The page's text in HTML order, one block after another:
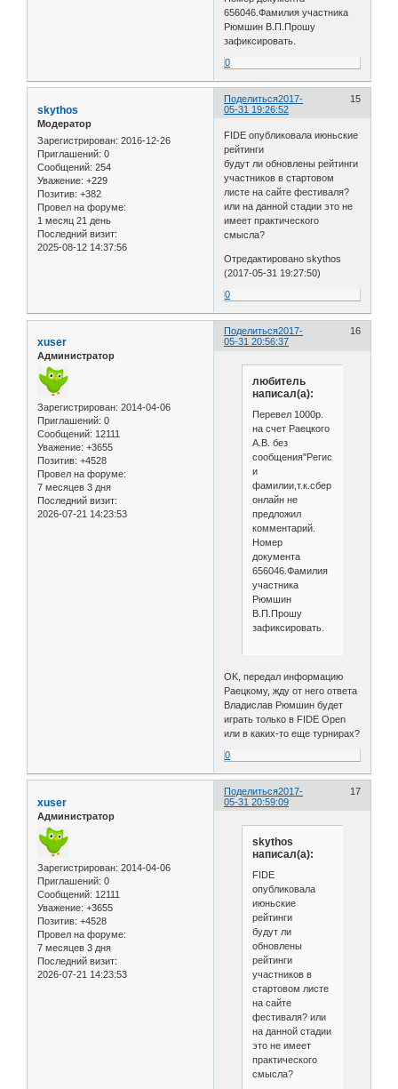
656046.Фамилия участника
Рюмшин В.П.Прошу
зафиксировать.
0
Поделиться 15
2017-
05-31 19:26:52
skythos
Модератор
Зарегистрирован: 2016-12-26
Приглашений: 0
Сообщений: 254
Уважение: +229
Позитив: +382
Провел на форуме:
1 месяц 21 день
Последний визит:
2025-08-12 14:37:56
FIDE опубликовала июньские
рейтинги
будут ли обновлены рейтинги
участников в стартовом
листе на сайте фестиваля?
или на данной стадии это не
имеет практического
смысла?
Отредактировано skythos
(2017-05-31 19:27:50)
0
Поделиться 16
2017-
05-31 20:56:37
xuser
Администратор
Зарегистрирован: 2014-04-06
Приглашений: 0
Сообщений: 12111
Уважение: +3655
Позитив: +4528
Провел на форуме:
7 месяцев 3 дня
Последний визит:
2026-07-21 14:23:53
любитель
написал(а):
Перевел 1000р.
на счет Раецкого
А.В. без
сообщения"Регистрация"
и
фамилии,т.к.сбер
онлайн не
предложил
комментарий.
Номер
документа
656046.Фамилия
участника
Рюмшин
В.П.Прошу
зафиксировать.
OK, передал информацию
Раецкому, жду от него ответа
Владислав Рюмшин будет
играть только в FIDE Open
или в каких-то еще турнирах?
0
Поделиться 17
2017-
05-31 20:59:09
xuser
Администратор
Зарегистрирован: 2014-04-06
Приглашений: 0
Сообщений: 12111
Уважение: +3655
Позитив: +4528
Провел на форуме:
7 месяцев 3 дня
Последний визит:
2026-07-21 14:23:53
skythos
написал(а):
FIDE
опубликовала
июньские
рейтинги
будут ли
обновлены
рейтинги
участников в
стартовом листе
на сайте
фестиваля? или
на данной стадии
это не имеет
практического
смысла?